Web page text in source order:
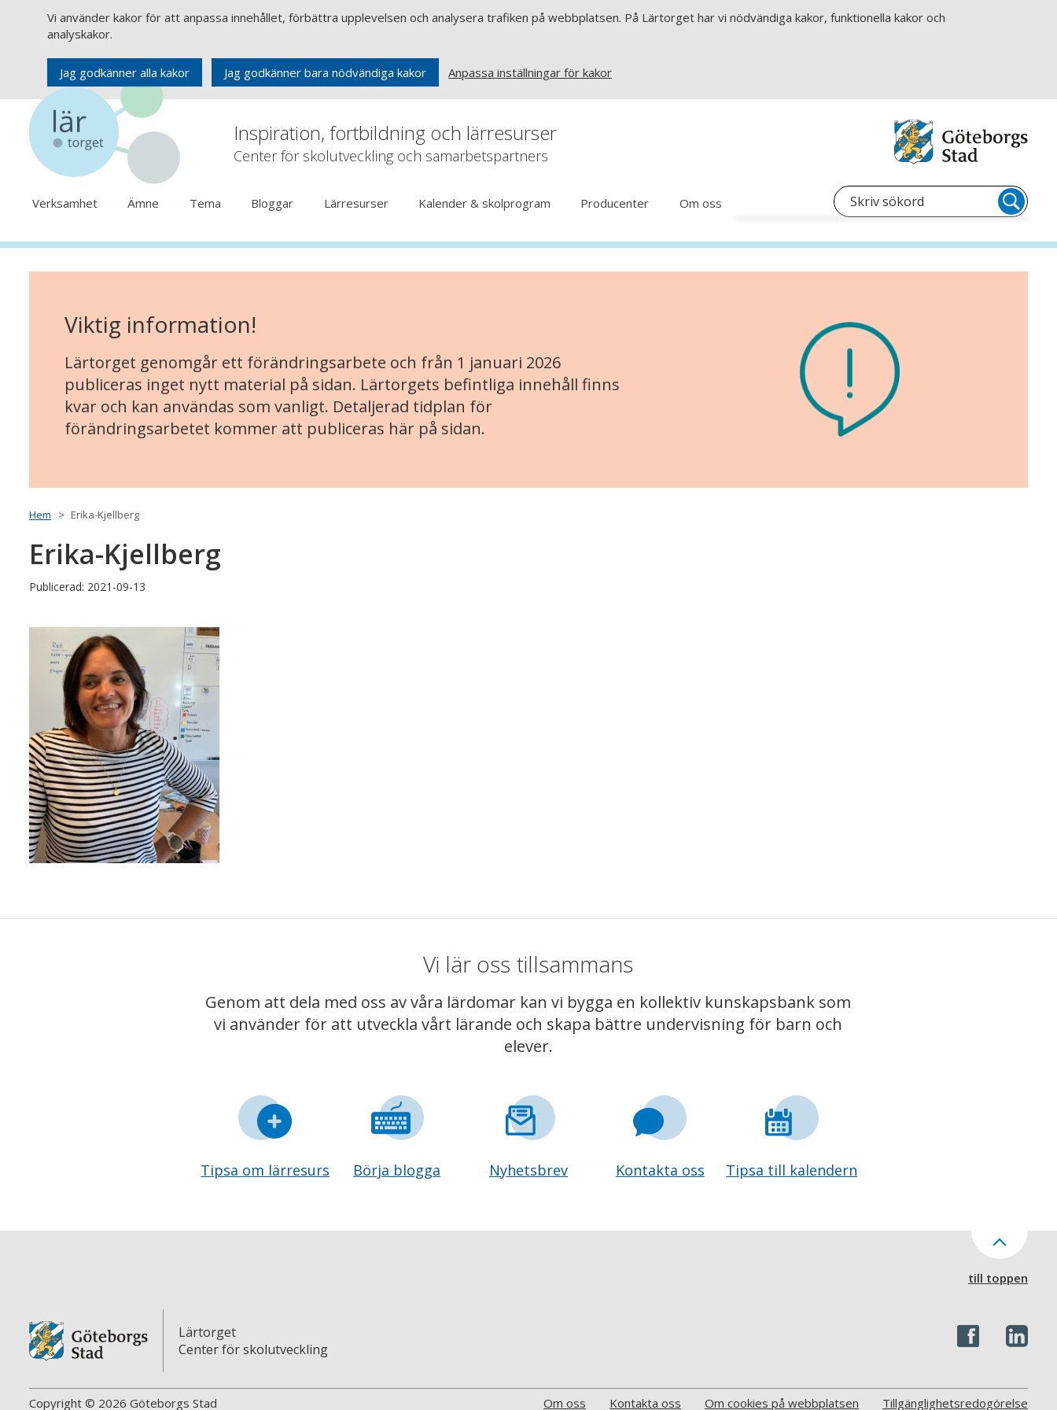
Vi använder kakor för att anpassa innehållet, förbättra upplevelsen och analysera trafiken på webbplatsen. På Lärtorget har vi nödvändiga kakor, funktionella kakor och
analyskakor.
Jag godkänner alla kakor Jag godkänner bara nödvändiga kakor Anpassa inställningar för kakor
Inspiration, fortbildning och lärresurser
Center för skolutveckling och samarbetspartners
Verksamhet Ämne Tema Bloggar Lärresurser Kalender & skolprogram Producenter Om oss
Viktig information!
Lärtorget genomgår ett förändringsarbete och från 1 januari 2026
publiceras inget nytt material på sidan. Lärtorgets befintliga innehåll finns
kvar och kan användas som vanligt. Detaljerad tidplan för
förändringsarbetet kommer att publiceras här på sidan.
Hem Erika-Kjellberg
Erika-Kjellberg
Publicerad: 2021-09-13
Vi lär oss tillsammans
Genom att dela med oss av våra lärdomar kan vi bygga en kollektiv kunskapsbank som
vi använder för att utveckla vårt lärande och skapa bättre undervisning för barn och
elever.
Tipsa om lärresurs Börja blogga Nyhetsbrev Kontakta oss Tipsa till kalendern
till toppen
Lärtorget
Center för skolutveckling
Copyright © 2026 Göteborgs Stad Om oss Kontakta oss Om cookies på webbplatsen Tillgänglighetsredogörelse